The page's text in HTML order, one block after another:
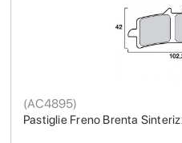
Pastiglie Freno Brenta
(AC4895)